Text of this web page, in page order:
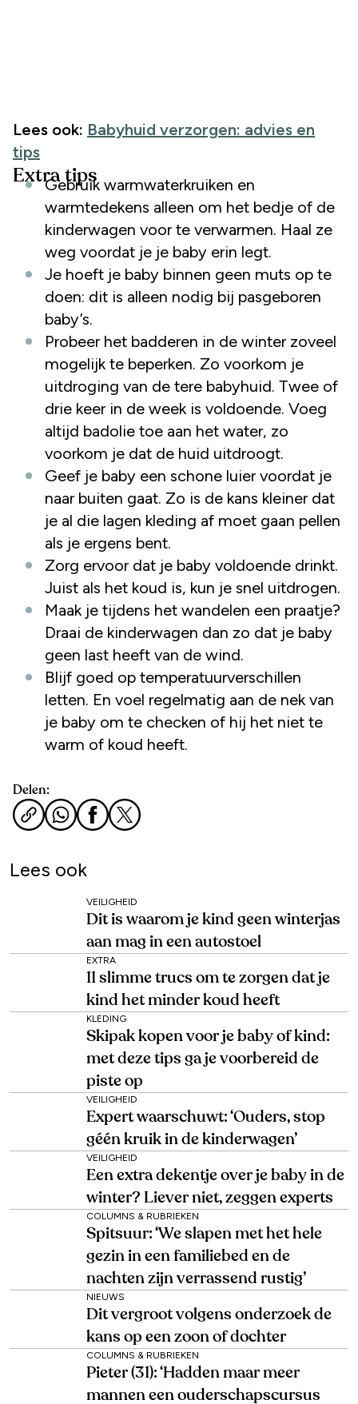
Lees ook: Babyhuid verzorgen: advies en
tips
Extra tips
Gebruik warmwaterkruiken en
warmtedekens alleen om het bedje of de
kinderwagen voor te verwarmen. Haal ze
weg voordat je je baby erin legt.
Je hoeft je baby binnen geen muts op te
doen: dit is alleen nodig bij pasgeboren
baby’s.
Probeer het badderen in de winter zoveel
mogelijk te beperken. Zo voorkom je
uitdroging van de tere babyhuid. Twee of
drie keer in de week is voldoende. Voeg
altijd badolie toe aan het water, zo
voorkom je dat de huid uitdroogt.
Geef je baby een schone luier voordat je
naar buiten gaat. Zo is de kans kleiner dat
je al die lagen kleding af moet gaan pellen
als je ergens bent.
Zorg ervoor dat je baby voldoende drinkt.
Juist als het koud is, kun je snel uitdrogen.
Maak je tijdens het wandelen een praatje?
Draai de kinderwagen dan zo dat je baby
geen last heeft van de wind.
Blijf goed op temperatuurverschillen
letten. En voel regelmatig aan de nek van
je baby om te checken of hij het niet te
warm of koud heeft.
Delen:
Lees ook
VEILIGHEID
Dit is waarom je kind geen winterjas
aan mag in een autostoel
EXTRA
11 slimme trucs om te zorgen dat je
kind het minder koud heeft
KLEDING
Skipak kopen voor je baby of kind:
met deze tips ga je voorbereid de
piste op
VEILIGHEID
Expert waarschuwt: ‘Ouders, stop
géén kruik in de kinderwagen’
VEILIGHEID
Een extra dekentje over je baby in de
winter? Liever niet, zeggen experts
COLUMNS & RUBRIEKEN
Spitsuur: ‘We slapen met het hele
gezin in een familiebed en de
nachten zijn verrassend rustig’
NIEUWS
Dit vergroot volgens onderzoek de
kans op een zoon of dochter
COLUMNS & RUBRIEKEN
Pieter (31): ‘Hadden maar meer
mannen een ouderschapscursus